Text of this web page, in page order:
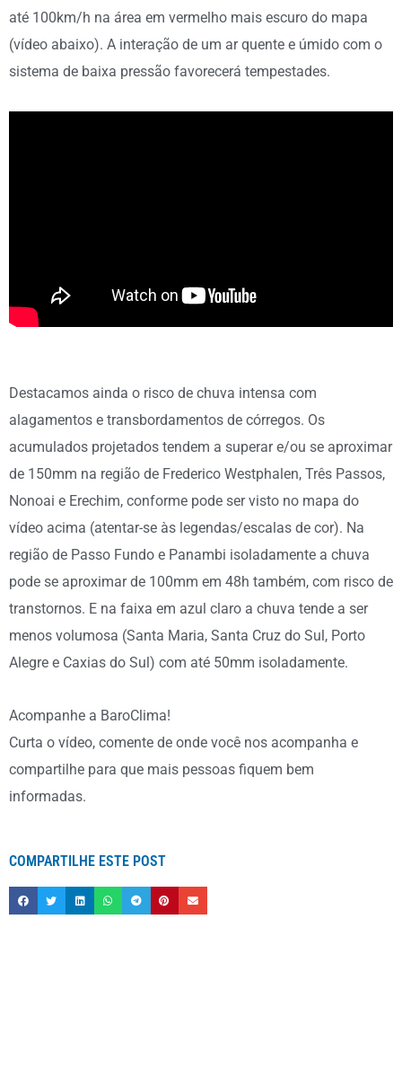
até 100km/h na área em vermelho mais escuro do mapa
(vídeo abaixo). A interação de um ar quente e úmido com o
sistema de baixa pressão favorecerá tempestades.
Destacamos ainda o risco de chuva intensa com
alagamentos e transbordamentos de córregos. Os
acumulados projetados tendem a superar e/ou se aproximar
de 150mm na região de Frederico Westphalen, Três Passos,
Nonoai e Erechim, conforme pode ser visto no mapa do
vídeo acima (atentar-se às legendas/escalas de cor). Na
região de Passo Fundo e Panambi isoladamente a chuva
pode se aproximar de 100mm em 48h também, com risco de
transtornos. E na faixa em azul claro a chuva tende a ser
menos volumosa (Santa Maria, Santa Cruz do Sul, Porto
Alegre e Caxias do Sul) com até 50mm isoladamente.
Acompanhe a BaroClima!
Curta o vídeo, comente de onde você nos acompanha e
compartilhe para que mais pessoas fiquem bem
informadas.
COMPARTILHE ESTE POST